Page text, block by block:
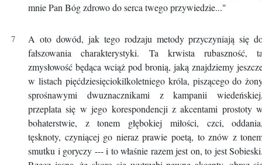
mnie Pan Bóg zdrowo do serca twego przywiedzie..."
A oto dowód, jak tego rodzaju metody przyczyniają się
fałszowania charakterystyki. Ta krwista rubaszność,
zmysłowość będąca wciąż pod bronią, jaką znajdziemy
w listach pięćdziesięciokilkoletniego króla, piszącego do
sprośnawymi dwuznacznikami z kampanii
przeplata się w jego korespondencji z akcentami prostoty
bohaterstwie, z tonem głębokiej miłości, czci,
tęsknoty, czyniącej go nieraz prawie poetą, to znów z
smutku i goryczy --- i to właśnie razem jest on, to jest